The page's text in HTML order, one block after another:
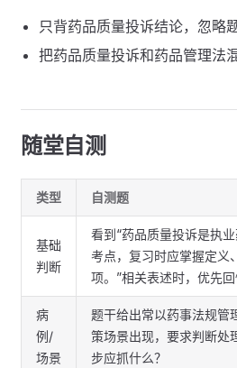
只背药品质量投诉结论，忽略
把药品质量投诉和药品管理法
随堂自测
类型 自测题
基础
判断
看到“药品质量投诉是执
考点，复习时应掌握定义
项。”相关表述时，优先回
病
例/
场景
题干给出常以药事法规管
策场景出现，要求判断处
步应抓什么？